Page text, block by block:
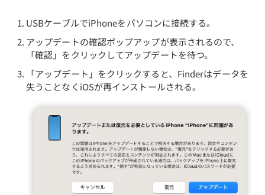
USBケーブルでiPhoneをパソコンに接続する。
アップデートの確認ポップアップが表示されるので、
「確認」をクリックしてアップデートを待つ。
「アップデート」をクリックすると、Finderはデータを
失うことなくiOSが再インストールされる。